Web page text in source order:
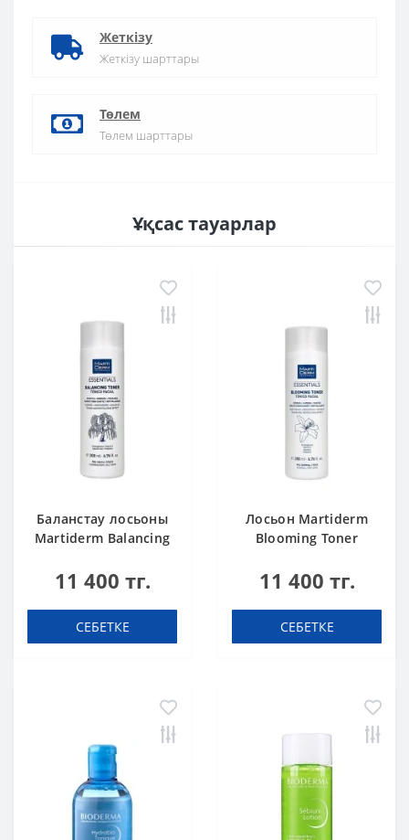
Жеткізу
Жеткізу шарттары
Төлем
Төлем шарттары
Ұқсас тауарлар
Баланстау лосьоны
Martiderm Balancing
11 400 тг.
СЕБЕТКЕ
Лосьон Martiderm
Blooming Toner
200 мл
11 400 тг.
СЕБЕТКЕ